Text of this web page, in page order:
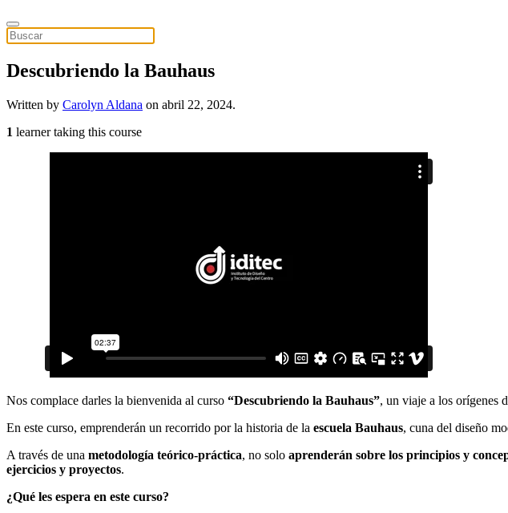
Descubriendo la Bauhaus
Written by Carolyn Aldana on abril 22, 2024.
1 learner taking this course
Nos complace darles la bienvenida al curso “Descubriendo la Bauhaus”, un viaje a los orígenes
En este curso, emprenderán un recorrido por la historia de la escuela Bauhaus, cuna del diseño
A través de una metodología teórico-práctica, no solo aprenderán sobre los principios y
ejercicios y proyectos.
¿Qué les espera en este curso?